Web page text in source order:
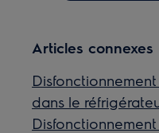
Articles connexes
dans le